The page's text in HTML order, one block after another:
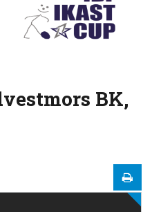
BK,